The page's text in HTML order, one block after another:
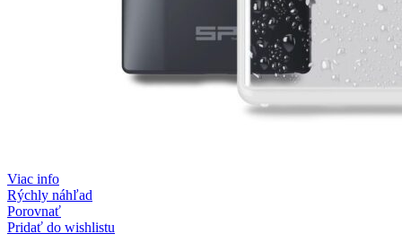
Viac info
Rýchly náhľad
Porovnať
Pridať do wishlistu